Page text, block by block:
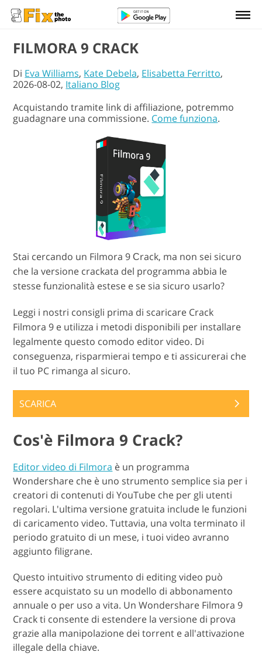
FILMORA 9 CRACK
Di Eva Williams, Kate Debela, Elisabetta Ferritto,
2026-08-02, Italiano Blog
Acquistando tramite link di affiliazione, potremmo
guadagnare una commissione. Come funziona.
Stai cercando un Filmora 9 Сrack, ma non sei sicuro
che la versione crackata del programma abbia le
stesse funzionalità estese e se sia sicuro usarlo?
Leggi i nostri consigli prima di scaricare Crack
Filmora 9 e utilizza i metodi disponibili per installare
legalmente questo comodo editor video. Di
conseguenza, risparmierai tempo e ti assicurerai che
il tuo PC rimanga al sicuro.
SCARICA
Cos'è Filmora 9 Crack?
Editor video di Filmora è un programma
Wondershare che è uno strumento semplice sia per i
creatori di contenuti di YouTube che per gli utenti
regolari. L'ultima versione gratuita include le funzioni
di caricamento video. Tuttavia, una volta terminato il
periodo gratuito di un mese, i tuoi video avranno
aggiunto filigrane.
Questo intuitivo strumento di editing video può
essere acquistato su un modello di abbonamento
annuale o per uso a vita. Un Wondershare Filmora 9
Crack ti consente di estendere la versione di prova
grazie alla manipolazione dei torrent e all'attivazione
illegale della chiave.